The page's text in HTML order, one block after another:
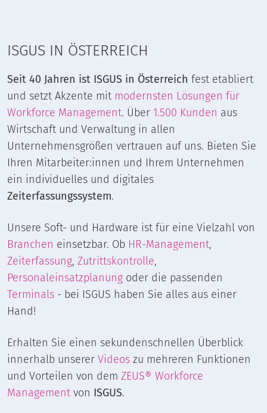
ISGUS IN ÖSTERREICH
Seit 40 Jahren ist ISGUS in Österreich fest etabliert
und setzt Akzente mit modernsten Lösungen für
Workforce Management. Über 1.500 Kunden aus
Wirtschaft und Verwaltung in allen
Unternehmensgrößen vertrauen auf uns. Bieten Sie
Ihren Mitarbeiter:innen und Ihrem Unternehmen
ein individuelles und digitales
Zeiterfassungssystem.
Unsere Soft- und Hardware ist für eine Vielzahl von
Branchen einsetzbar. Ob HR-Management,
Zeiterfassung, Zutrittskontrolle,
Personaleinsatzplanung oder die passenden
Terminals - bei ISGUS haben Sie alles aus einer
Hand!
Erhalten Sie einen sekundenschnellen Überblick
innerhalb unserer Videos zu mehreren Funktionen
und Vorteilen von dem ZEUS® Workforce
Management von ISGUS.